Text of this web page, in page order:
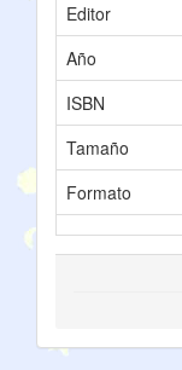
Editor
Año
ISBN
Tamaño
Formato